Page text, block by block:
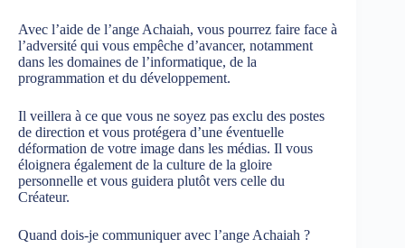
Avec l’aide de l’ange Achaiah, vous pourrez faire face à
l’adversité qui vous empêche d’avancer, notamment
dans les domaines de l’informatique, de la
programmation et du développement.
Il veillera à ce que vous ne soyez pas exclu des postes
de direction et vous protégera d’une éventuelle
déformation de votre image dans les médias. Il vous
éloignera également de la culture de la gloire
personnelle et vous guidera plutôt vers celle du
Créateur.
Quand dois-je communiquer avec l’ange Achaiah ?